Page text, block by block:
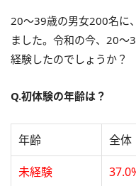
20～39歳の男女200名に
ました。令和の今、20～
経験したのでしょうか？
Q.初体験の年齢は？
年齢 全体
未経験